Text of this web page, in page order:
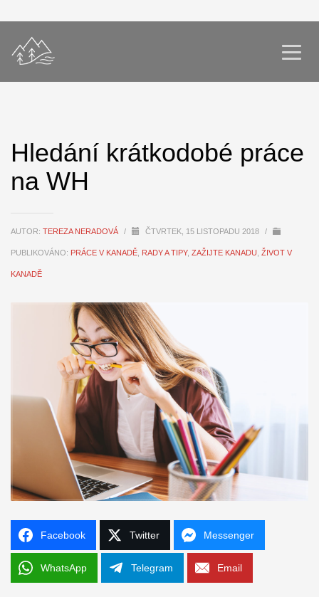
Hledání krátkodobé práce
na WH
AUTOR: TEREZA NERADOVÁ / ČTVRTEK, 15 LISTOPADU 2018 /
PUBLIKOVÁNO: PRÁCE V KANADĚ RADY A TIPY, ZAŽIJTE KANADU ŽIVOT V
KANADĚ
Facebook Twitter Messenger
WhatsApp Telegram Email